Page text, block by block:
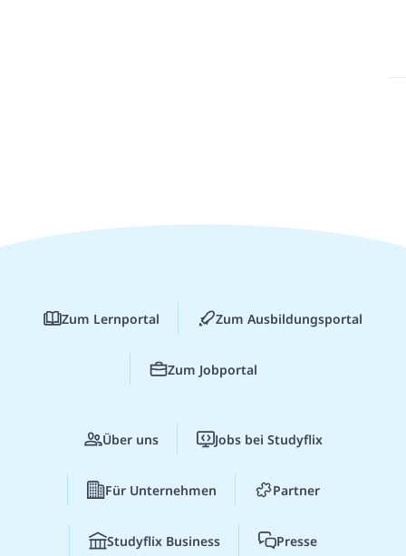
Zum Lernportal Zum Ausbildungsportal
Zum Jobportal
Über uns Jobs bei Studyflix
Für Unternehmen Partner
Studyflix Business Presse